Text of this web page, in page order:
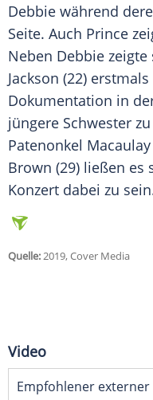
Debbie während
Seite. Auch Prince
Neben Debbie zeigte
Jackson (22)
Dokumentation in
jüngere Schwester
Patenonkel
Brown (29) ließen
Konzert dabei zu
Quelle:2019, Cover Media
Video
Empfohlener externer